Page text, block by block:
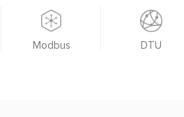
Modbus DTU